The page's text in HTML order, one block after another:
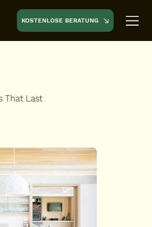
KOSTENLOSE BERATUNG
That Last